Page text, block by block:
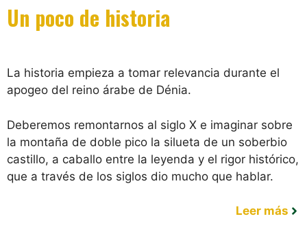
Un poco de historia
La historia empieza a tomar relevancia durante el
apogeo del reino árabe de Dénia.
Deberemos remontarnos al siglo X e imaginar sobre
la montaña de doble pico la silueta de un soberbio
castillo, a caballo entre la leyenda y el rigor histórico,
que a través de los siglos dio mucho que hablar.
Leer más